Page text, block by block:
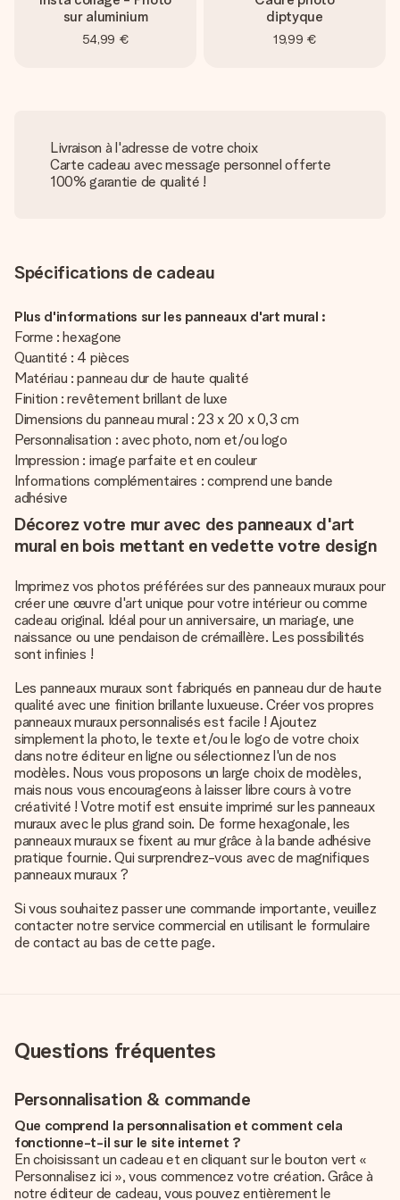
sur aluminium
54,99 €
diptyque
19,99 €
Livraison à l'adresse de votre choix
Carte cadeau avec message personnel offerte
100% garantie de qualité !
Spécifications de cadeau
Plus d'informations sur les panneaux d'art mural :
Forme : hexagone
Quantité : 4 pièces
Matériau : panneau dur de haute qualité
Finition : revêtement brillant de luxe
Dimensions du panneau mural : 23 x 20 x 0,3 cm
Personnalisation : avec photo, nom et/ou logo
Impression : image parfaite et en couleur
Informations complémentaires : comprend une bande
adhésive
Décorez votre mur avec des panneaux d'art
mural en bois mettant en vedette votre design
Imprimez vos photos préférées sur des panneaux muraux pour
créer une œuvre d'art unique pour votre intérieur ou comme
cadeau original. Idéal pour un anniversaire, un mariage, une
naissance ou une pendaison de crémaillère. Les possibilités
sont infinies !
Les panneaux muraux sont fabriqués en panneau dur de haute
qualité avec une finition brillante luxueuse. Créer vos propres
panneaux muraux personnalisés est facile ! Ajoutez
simplement la photo, le texte et/ou le logo de votre choix
dans notre éditeur en ligne ou sélectionnez l'un de nos
modèles. Nous vous proposons un large choix de modèles,
mais nous vous encourageons à laisser libre cours à votre
créativité ! Votre motif est ensuite imprimé sur les panneaux
muraux avec le plus grand soin. De forme hexagonale, les
panneaux muraux se fixent au mur grâce à la bande adhésive
pratique fournie. Qui surprendrez-vous avec de magnifiques
panneaux muraux ?
Si vous souhaitez passer une commande importante, veuillez
contacter notre service commercial en utilisant le formulaire
de contact au bas de cette page.
Questions fréquentes
Personnalisation & commande
Que comprend la personnalisation et comment cela
fonctionne-t-il sur le site internet ?
En choisissant un cadeau et en cliquant sur le bouton vert «
Personnalisez ici », vous commencez votre création. Grâce à
notre éditeur de cadeau, vous pouvez entièrement le